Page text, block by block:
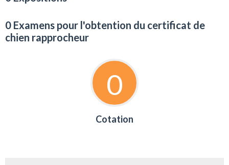
0 Examens pour l'obtention du certificat de
chien rapprocheur
0
Cotation